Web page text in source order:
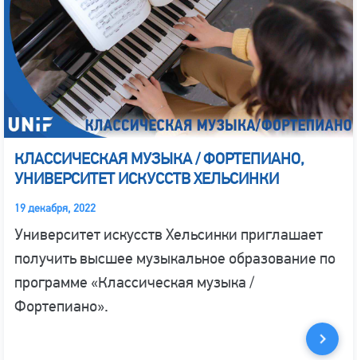
КЛАССИЧЕСКАЯ МУЗЫКА / ФОРТЕПИАНО,
УНИВЕРСИТЕТ ИСКУССТВ ХЕЛЬСИНКИ
19 декабря, 2022
Университет искусств Хельсинки приглашает
получить высшее музыкальное образование по
программе «Классическая музыка /
Фортепиано».